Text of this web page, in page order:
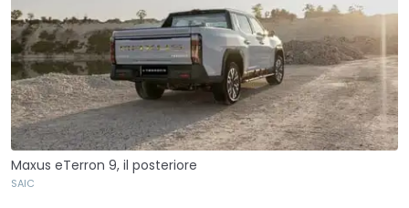
Maxus eTerron 9, il posteriore
SAIC